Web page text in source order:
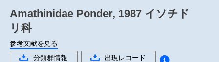
Amathinidae Ponder, 1987 イソチド
リ科
参考文献を見る
分類群情報
出現レコード